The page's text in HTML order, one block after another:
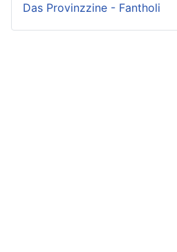
Das Provinzzine - Fantholi